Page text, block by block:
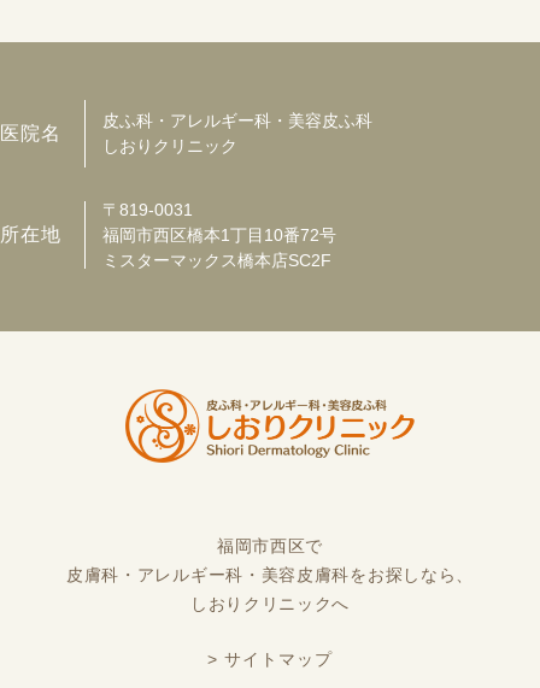
医院名
皮ふ科・アレルギー科・美容皮ふ科
しおりクリニック
所在地
〒819-0031
福岡市西区橋本1丁目10番72号
ミスターマックス橋本店SC2F
福岡市西区で
皮膚科・アレルギー科・美容皮膚科をお探しなら、
しおりクリニックへ
> サイトマップ